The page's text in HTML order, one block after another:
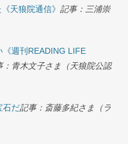
天狼院通信》 記事：三浦崇
《週刊READING LIFE
：青木文子さま（天狼院公認
石だ記事：斎藤多紀さま（ラ